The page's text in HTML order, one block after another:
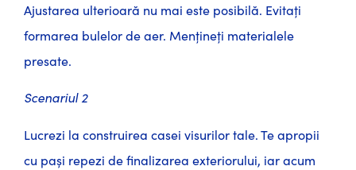
Ajustarea ulterioară nu mai este posibilă. Evitați
formarea bulelor de aer. Mențineți materialele
presate.
Scenariul 2
Lucrezi la construirea casei visurilor tale. Te apropii
cu pași repezi de finalizarea exteriorului, iar acum